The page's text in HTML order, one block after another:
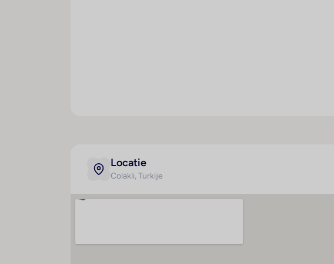
bananenboot varen. Het hotel heeft in het
darts en aerobics. Het hotel beschikt over een
een extra toeslag - een sauna en
Het horecagedeelte is uitgerust met een restaurant en
De volgende creditcards worden in het hotel geaccepteerd:
Locatie
Colakli, Turkije